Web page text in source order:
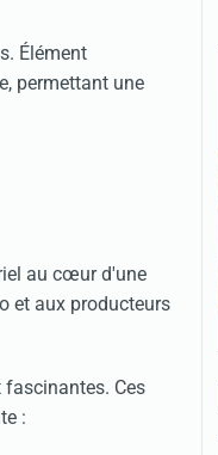
Élément
permettant une
au cœur d'une
et aux producteurs
fascinantes. Ces
: